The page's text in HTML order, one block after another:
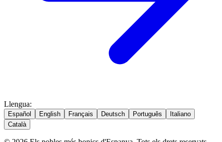
Llengua:
Español English Français Deutsch Português
Italiano
Català